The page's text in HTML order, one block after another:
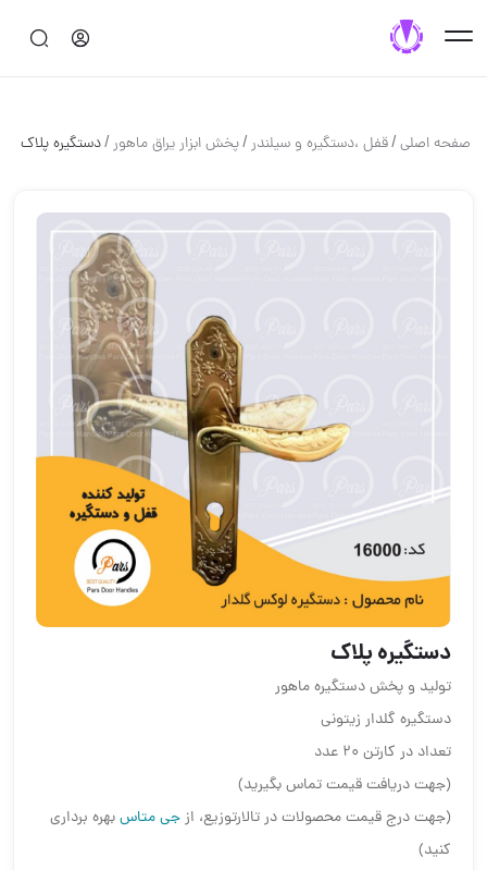
صفحه اصلی/قفل ،دستگيره و سيلندر/پخش ابزار یراق ماهور/دستگیره پلاک
دستگیره پلاک
تولید و پخش دستگیره ماهور
دستگیره گلدار زیتونی
تعداد در کارتن ۲۰ عدد
(جهت دریافت قیمت تماس بگیرید)
(جهت درج قیمت محصولات در تالارتوزیع، ازجی متاسبهره برداری
کنید)